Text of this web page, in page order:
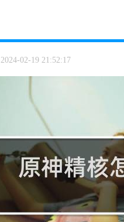
2024-02-19 21:52:17